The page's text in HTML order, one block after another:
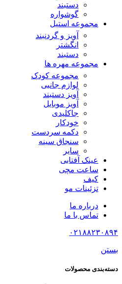
دستبند
گوشواره
مجموعه استیل
آویز و گردنبند
انگشتر
دستبند
مجموعه مهره ها
مجموعه کودک
لوازم جانبی
آویز دستبند
آویز موبایل
جاکلیدی
خودکار
دکمه سردست
سنجاق سینه
سایر
عینک آفتابی
ساعت مچی
کیف
تزئینات مو
درباره ما
تماس با ما
۰۲۱۸۸۲۳۰۸۹۴
بستن
دسته‌بندی محصولات